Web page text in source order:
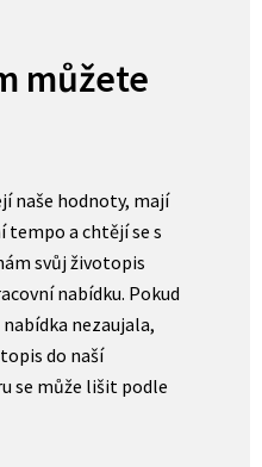
můžete
naše hodnoty, mají
tempo a chtějí se s
svůj životopis
nabídku. Pokud
nezaujala,
do naší
se může lišit podle